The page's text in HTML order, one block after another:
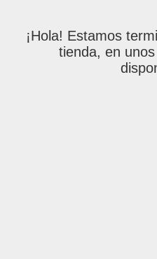
¡Hola! Estamos
tienda, en